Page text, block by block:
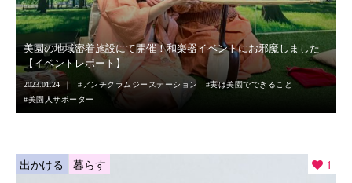
美園の地域密着施設にて開催！和楽器イベントにお邪魔しました
【イベントレポート】
2023.01.24 アンチクラムジーステーション
実は美園でできること
美園人サポーター
出かける 暮らす 1